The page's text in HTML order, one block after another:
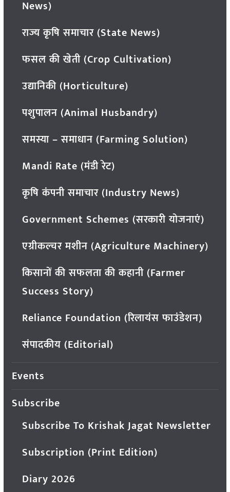
News)
राज्य कृषि समाचार (State News)
फसल की खेती (Crop Cultivation)
उद्यानिकी (Horticulture)
पशुपालन (Animal Husbandry)
समस्या – समाधान (Farming Solution)
Mandi Rate (मंडी रेट)
कृषि कंपनी समाचार (Industry News)
Government Schemes (सरकारी योजनाएं)
एग्रीकल्चर मशीन (Agriculture Machinery)
किसानों की सफलता की कहानी (Farmer
Success Story)
Reliance Foundation (रिलायंस फाउंडेशन)
संपादकीय (Editorial)
Events
Subscribe
Subscribe To Krishak Jagat Newsletter
Subscription (Print Edition)
Diary 2026